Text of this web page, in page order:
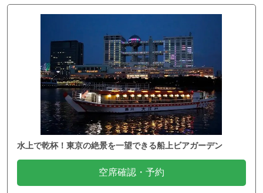
水上で乾杯！東京の絶景を一望できる船上ビアガーデン
空席確認・予約